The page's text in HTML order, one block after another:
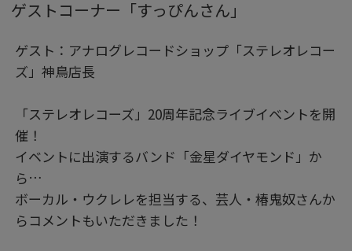
ゲストコーナー「すっぴんさん」
ゲスト：アナログレコードショップ「ステレオレコー
ズ」神鳥店長
「ステレオレコーズ」20周年記念ライブイベントを開
催！
イベントに出演するバンド「金星ダイヤモンド」か
ら…
ボーカル・ウクレレを担当する、芸人・椿鬼奴さんか
らコメントもいただきました！